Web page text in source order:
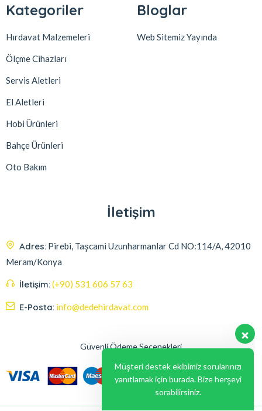
Kategoriler
Hırdavat Malzemeleri
Ölçme Cihazları
Servis Aletleri
El Aletleri
Hobi Ürünleri
Bahçe Ürünleri
Oto Bakım
Bloglar
Web Sitemiz Yayında
İletişim
Adres: Pirebi, Taşcami Uzunharmanlar Cd NO:114/A, 42010
Meram/Konya
İletişim:(+90) 531 606 57 63
E-Posta: info@dedehirdavat.com
Güvenli Ödeme Seçenekleri
yanıtlamak için burada. Bize herşeyi
sorabilirsiniz.